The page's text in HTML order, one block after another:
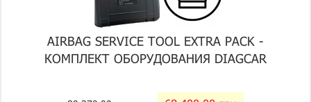
AIRBAG SERVICE TOOL EXTRA PACK -
КОМПЛЕКТ ОБОРУДОВАНИЯ DIAGCAR